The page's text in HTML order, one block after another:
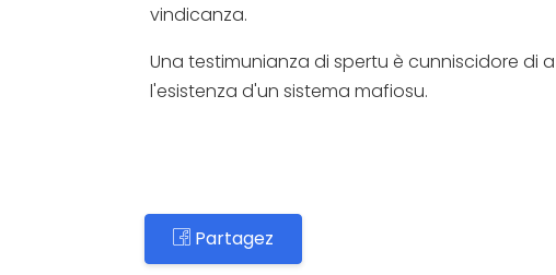
vindicanza.
Una testimunianza di spertu è cunniscidore di
l'esistenza d'un sistema mafiosu.
Partagez